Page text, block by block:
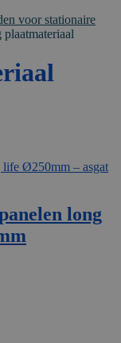
voor stationaire
long